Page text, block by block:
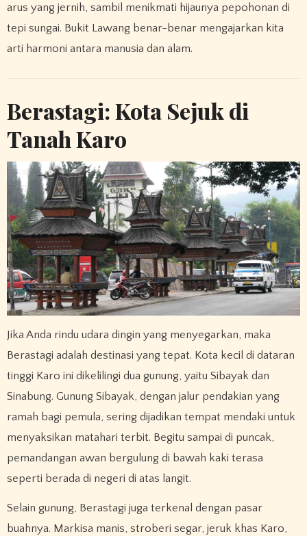
arus yang jernih, sambil menikmati hijaunya pepohonan di
tepi sungai. Bukit Lawang benar-benar mengajarkan kita
arti harmoni antara manusia dan alam.
Berastagi: Kota Sejuk di
Tanah Karo
Jika Anda rindu udara dingin yang menyegarkan, maka
Berastagi adalah destinasi yang tepat. Kota kecil di dataran
tinggi Karo ini dikelilingi dua gunung, yaitu Sibayak dan
Sinabung. Gunung Sibayak, dengan jalur pendakian yang
ramah bagi pemula, sering dijadikan tempat mendaki untuk
menyaksikan matahari terbit. Begitu sampai di puncak,
pemandangan awan bergulung di bawah kaki terasa
seperti berada di negeri di atas langit.
Selain gunung, Berastagi juga terkenal dengan pasar
buahnya. Markisa manis, stroberi segar, jeruk khas Karo,